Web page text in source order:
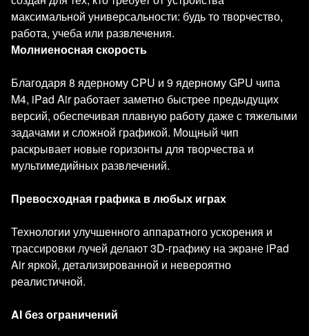
максимальной универсальности: будь то творчество,
работа, учеба или развлечения.
Молниеносная скорость
Благодаря 8 ядерному CPU и 9 ядерному GPU чипа
M4, iPad Air работает заметно быстрее предыдущих
версий, обеспечивая плавную работу даже с тяжелыми
задачами и сложной графикой. Мощный чип
раскрывает новые горизонты для творчества и
мультимедийных развлечений.
Превосходная графика в любых играх
Технологии улучшенного аппаратного ускорения и
трассировки лучей делают 3D-графику на экране iPad
Air яркой, детализированной и невероятно
реалистичной.
AI без ограничений